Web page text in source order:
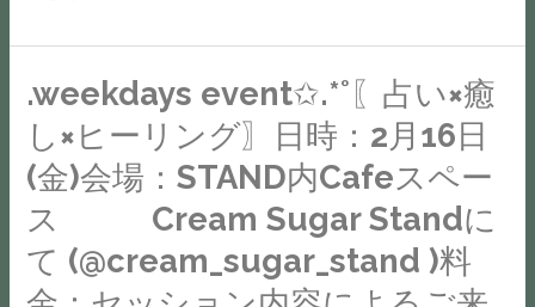
て
ま
が、
１
人
も
て
ま
す
遊
び
に
い
.weekdays event✩.*˚〖占い×癒
し×ヒーリング〗日時：2月16日
(金)会場：STAND内Cafeスペー
ス Cream Sugar Standに
て (@cream_sugar_stand )料
.weekdays
event✩.*˚〖占
い
×
癒
し